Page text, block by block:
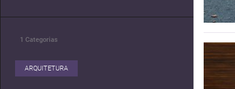
1 Categorias
ARQUITETURA